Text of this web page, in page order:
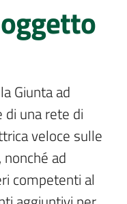
Giunta ad
di una rete di
veloce sulle
ad
competenti al